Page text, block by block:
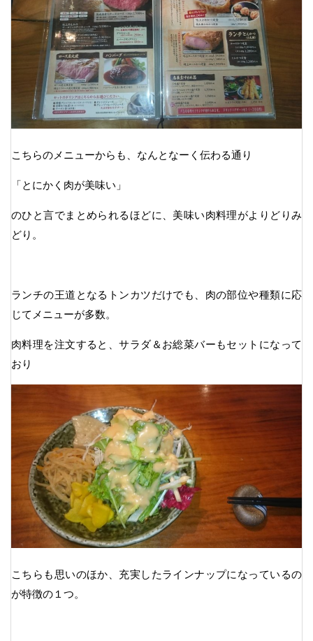
こちらのメニューからも、なんとなーく伝わる通り
「とにかく肉が美味い」
のひと言でまとめられるほどに、美味い肉料理がよりどりみ
どり。
ランチの王道となるトンカツだけでも、肉の部位や種類に応
じてメニューが多数。
肉料理を注文すると、サラダ＆お総菜バーもセットになって
おり
こちらも思いのほか、充実したラインナップになっているの
が特徴の１つ。